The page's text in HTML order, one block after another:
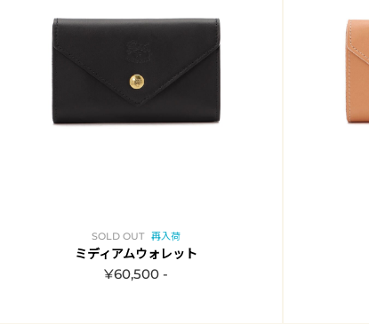
SOLD OUT 再入荷
ミディアムウォレット
¥60,500 -